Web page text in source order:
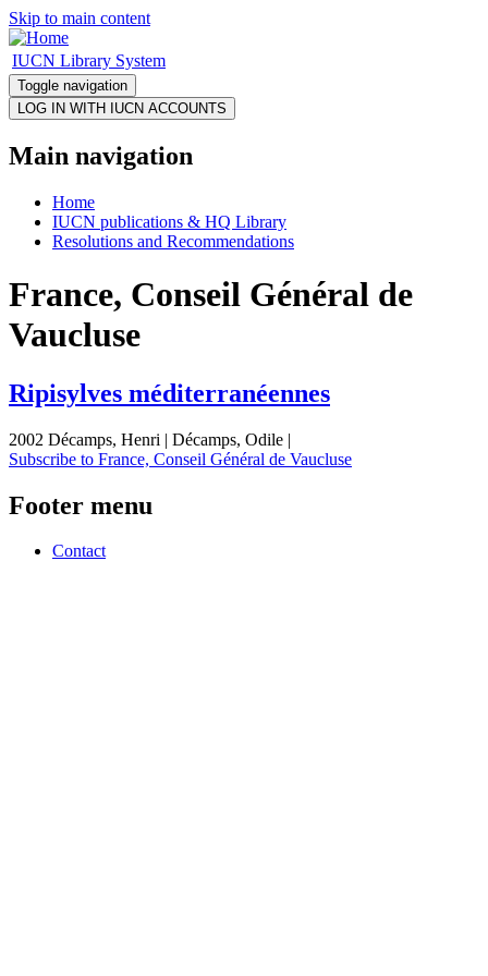
Skip to main content
IUCN Library System
Toggle navigation
Main navigation
Home
IUCN publications & HQ Library
Resolutions and Recommendations
France, Conseil Général de
Vaucluse
Ripisylves méditerranéennes
2002 Décamps, Henri | Décamps, Odile |
Subscribe to France, Conseil Général de Vaucluse
Footer menu
Contact